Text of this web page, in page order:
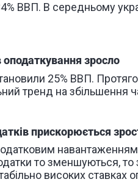
ВВП. В середньому
оподаткування зросло
25% ВВП.
тренд на збільшення
прискорюється
то зменшуються, то
високих ставках